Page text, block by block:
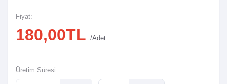
Fiyat:
180,00TL /Adet
Üretim Süresi